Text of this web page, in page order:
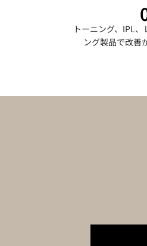
トーニング、IPL
ング製品で改善